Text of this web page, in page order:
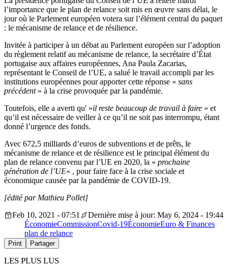
l’importance que le plan de relance soit mis en œuvre sans délai, le
jour où le Parlement européen votera sur l’élément central du paquet
: le mécanisme de relance et de résilience.
Invitée à participer à un débat au Parlement européen sur l’adoption
du règlement relatif au mécanisme de relance, la secrétaire d’État
portugaise aux affaires européennes, Ana Paula Zacarias,
représentant le Conseil de l’UE, a salué le travail accompli par les
institutions européennes pour apporter cette réponse « sans
précédent» à la crise provoquée par la pandémie.
Toutefois, elle a averti qu' »il reste beaucoup de travail à faire » et
qu’il est nécessaire de veiller à ce qu’il ne soit pas interrompu, étant
donné l’urgence des fonds.
Avec 672,5 milliards d’euros de subventions et de prêts, le
mécanisme de relance et de résilience est le principal élément du
plan de relance convenu par l’UE en 2020, la « prochaine
génération de l’UE« , pour faire face à la crise sociale et
économique causée par la pandémie de COVID-19.
[édité par Mathieu Pollet]
Feb 10, 2021 - 07:51
Dernière mise à jour: May 6, 2024 - 19:44
ÉconomieCommissionCovid-19ÉconomieEuro & Finances
plan de relance
Print Partager
LES PLUS LUS